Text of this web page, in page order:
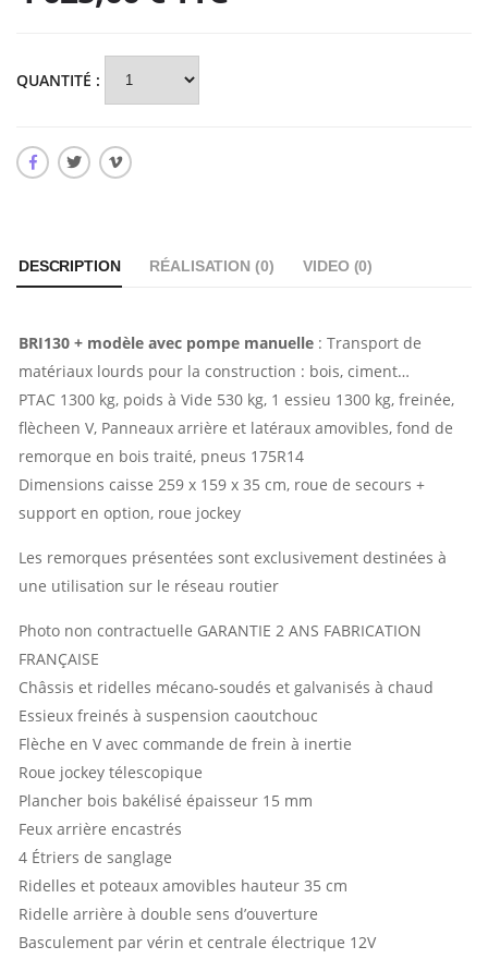
QUANTITÉ :
DESCRIPTION RÉALISATION (0) VIDEO (0)
BRI130 + modèle avec pompe manuelle : Transport de
matériaux lourds pour la construction : bois, ciment…
PTAC 1300 kg, poids à Vide 530 kg, 1 essieu 1300 kg, freinée,
flècheen V, Panneaux arrière et latéraux amovibles, fond de
remorque en bois traité, pneus 175R14
Dimensions caisse 259 x 159 x 35 cm, roue de secours +
support en option, roue jockey
Les remorques présentées sont exclusivement destinées à
une utilisation sur le réseau routier
Photo non contractuelle GARANTIE 2 ANS FABRICATION
FRANÇAISE
Châssis et ridelles mécano-soudés et galvanisés à chaud
Essieux freinés à suspension caoutchouc
Flèche en V avec commande de frein à inertie
Roue jockey télescopique
Plancher bois bakélisé épaisseur 15 mm
Feux arrière encastrés
4 Étriers de sanglage
Ridelles et poteaux amovibles hauteur 35 cm
Ridelle arrière à double sens d’ouverture
Basculement par vérin et centrale électrique 12V